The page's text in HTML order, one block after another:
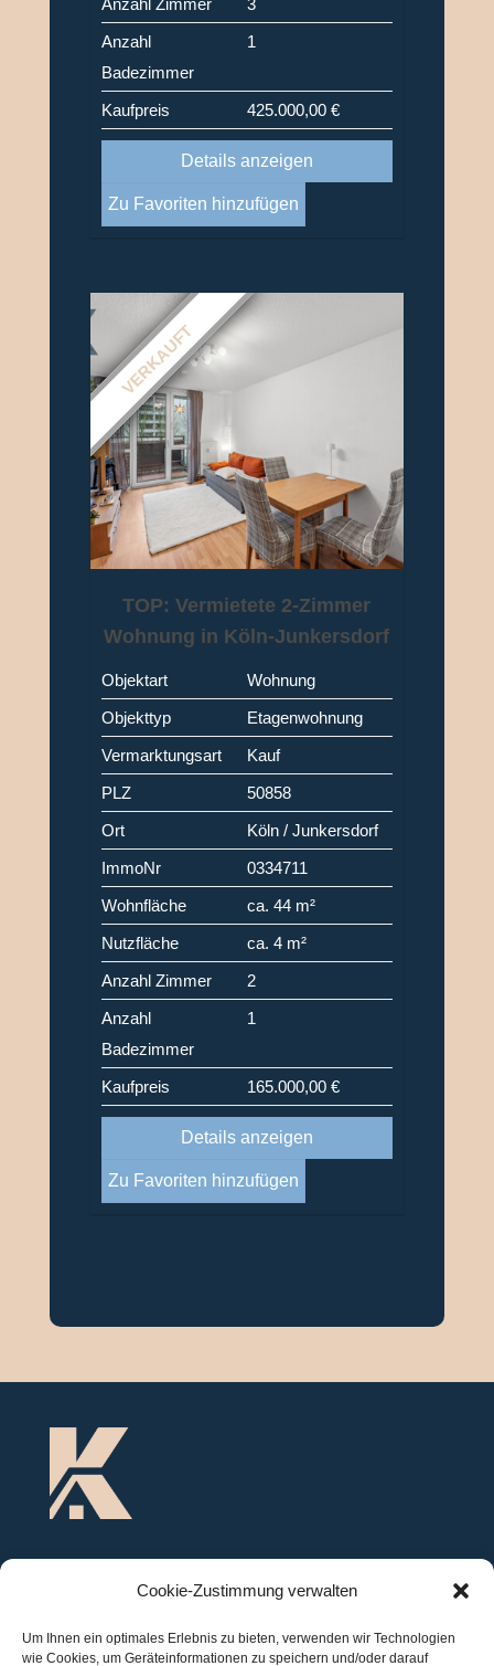
Cookie-Zustimmung verwalten
Um Ihnen ein optimales Erlebnis zu bieten, verwenden wir Technologien
wie Cookies, um Geräteinformationen zu speichern und/oder darauf
Anzahl
Badezimmer
1
Kaufpreis 425.000,00 €
Details anzeigen
Zu Favoriten hinzufügen
VERKAUFT
TOP: Vermietete 2-Zimmer
Wohnung in Köln-Junkersdorf
Objektart
Wohnung
Objekttyp
Etagenwohnung
Vermarktungsart
Kauf
PLZ
50858
Ort
Köln / Junkersdorf
ImmoNr
0334711
Wohnfläche
ca. 44 m²
Nutzfläche
ca. 4 m²
Anzahl Zimmer
2
Anzahl
Badezimmer
1
Kaufpreis 165.000,00 €
Details anzeigen
Zu Favoriten hinzufügen